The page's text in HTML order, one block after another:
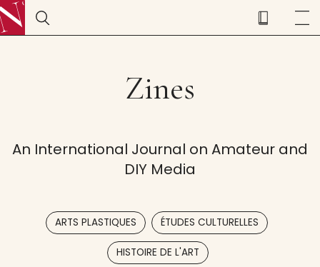
Zines
An International Journal on Amateur and
DIY Media
ARTS PLASTIQUES , ÉTUDES CULTURELLES
HISTOIRE DE L'ART